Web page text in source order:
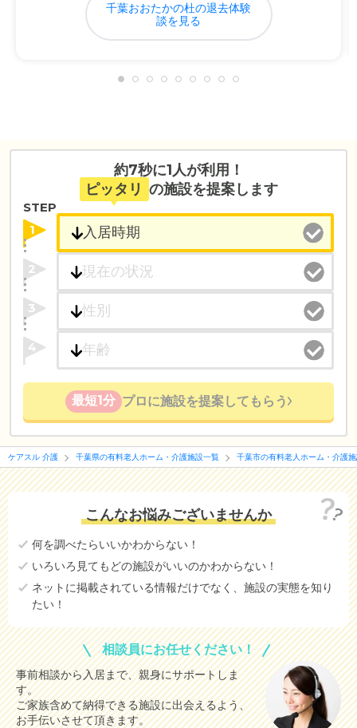
千葉おおたかの杜の退去体験
談を見る
約7秒に1人が利用！
ピッタリ の施設を提案します
STEP
1
2
3
4
最短1分 プロに施設を提案してもらう
ケアスル 介護 千葉県の有料老人ホーム・介護施設一覧 千葉市の有料老人ホーム・介護
こんなお悩みございませんか
何を調べたらいいかわからない！
いろいろ見てもどの施設がいいのかわからない！
ネットに掲載されている情報だけでなく、施設の実態を知り
たい！
相談員にお任せください！
事前相談から入居まで、親身にサポートしま
す。
ご家族含めて納得できる施設に出会えるよう、
お手伝いさせて頂きます。